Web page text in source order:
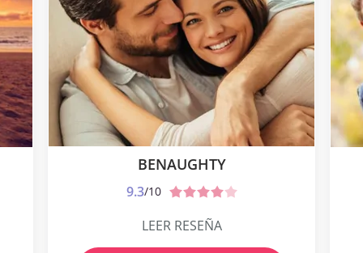
BENAUGHTY
9.3/10
LEER RESEÑA